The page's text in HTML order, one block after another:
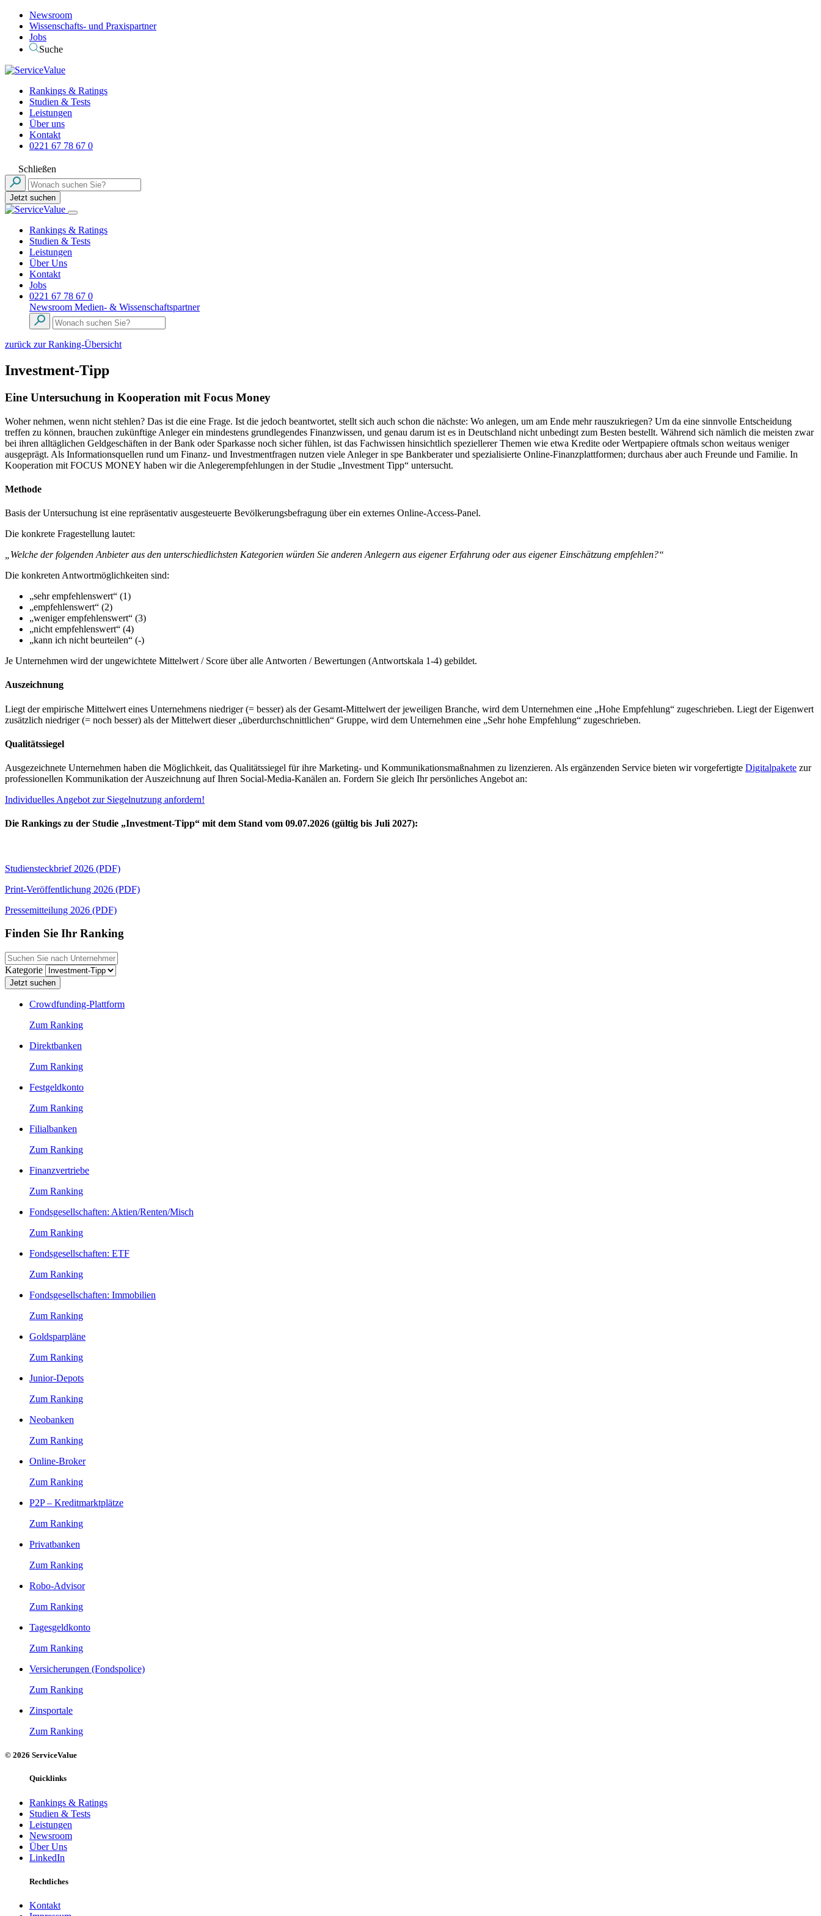
Newsroom
Wissenschafts- und Praxispartner
Jobs
Suche
Rankings & Ratings
Studien & Tests
Leistungen
Über uns
Kontakt
0221 67 78 67 0
Schließen
Jetzt suchen
Rankings & Ratings
Studien & Tests
Leistungen
Über Uns
Kontakt
Jobs
0221 67 78 67 0
Newsroom Medien- & Wissenschaftspartner
zurück zur Ranking-Übersicht
Investment-Tipp
Eine Untersuchung in Kooperation mit Focus Money
Woher nehmen, wenn nicht stehlen? Das ist die eine Frage. Ist die jedoch beantwortet, stellt sich auch schon die nächste: Wo anlegen, um am Ende mehr rauszukriegen? Um da eine sinnvolle Entscheidung
treffen zu können, brauchen zukünftige Anleger ein mindestens grundlegendes Finanzwissen, und genau darum ist es in Deutschland nicht unbedingt zum Besten bestellt. Während sich nämlich die meisten zwar
bei ihren alltäglichen Geldgeschäften in der Bank oder Sparkasse noch sicher fühlen, ist das Fachwissen hinsichtlich speziellerer Themen wie etwa Kredite oder Wertpapiere oftmals schon weitaus weniger
ausgeprägt. Als Informationsquellen rund um Finanz- und Investmentfragen nutzen viele Anleger in spe Bankberater und spezialisierte Online-Finanzplattformen; durchaus aber auch Freunde und Familie. In
Kooperation mit FOCUS MONEY haben wir die Anlegerempfehlungen in der Studie „Investment Tipp“ untersucht.
Methode
Basis der Untersuchung ist eine repräsentativ ausgesteuerte Bevölkerungsbefragung über ein externes Online-Access-Panel.
Die konkrete Fragestellung lautet:
„Welche der folgenden Anbieter aus den unterschiedlichsten Kategorien würden Sie anderen Anlegern aus eigener Erfahrung oder aus eigener Einschätzung empfehlen?“
Die konkreten Antwortmöglichkeiten sind:
„sehr empfehlenswert“ (1)
„empfehlenswert“ (2)
„weniger empfehlenswert“ (3)
„nicht empfehlenswert“ (4)
„kann ich nicht beurteilen“ (-)
Je Unternehmen wird der ungewichtete Mittelwert / Score über alle Antworten / Bewertungen (Antwortskala 1-4) gebildet.
Auszeichnung
Liegt der empirische Mittelwert eines Unternehmens niedriger (= besser) als der Gesamt-Mittelwert der jeweiligen Branche, wird dem Unternehmen eine „Hohe Empfehlung“ zugeschrieben. Liegt der Eigenwert
zusätzlich niedriger (= noch besser) als der Mittelwert dieser „überdurchschnittlichen“ Gruppe, wird dem Unternehmen eine „Sehr hohe Empfehlung“ zugeschrieben.
Qualitätssiegel
Ausgezeichnete Unternehmen haben die Möglichkeit, das Qualitätssiegel für ihre Marketing- und Kommunikationsmaßnahmen zu lizenzieren. Als ergänzenden Service bieten wir vorgefertigte Digitalpakete zur
professionellen Kommunikation der Auszeichnung auf Ihren Social-Media-Kanälen an. Fordern Sie gleich Ihr persönliches Angebot an:
Individuelles Angebot zur Siegelnutzung anfordern!
Die Rankings zu der Studie „Investment-Tipp“ mit dem Stand vom 09.07.2026 (gültig bis Juli 2027):
Studiensteckbrief 2026 (PDF)
Print-Veröffentlichung 2026 (PDF)
Pressemitteilung 2026 (PDF)
Finden Sie Ihr Ranking
Kategorie
Crowdfunding-Plattform
Zum Ranking
Direktbanken
Zum Ranking
Festgeldkonto
Zum Ranking
Filialbanken
Zum Ranking
Finanzvertriebe
Zum Ranking
Fondsgesellschaften: Aktien/Renten/Misch
Zum Ranking
Fondsgesellschaften: ETF
Zum Ranking
Fondsgesellschaften: Immobilien
Zum Ranking
Goldsparpläne
Zum Ranking
Junior-Depots
Zum Ranking
Neobanken
Zum Ranking
Online-Broker
Zum Ranking
P2P – Kreditmarktplätze
Zum Ranking
Privatbanken
Zum Ranking
Robo-Advisor
Zum Ranking
Tagesgeldkonto
Zum Ranking
Versicherungen (Fondspolice)
Zum Ranking
Zinsportale
Zum Ranking
© 2026 ServiceValue
Quicklinks
Rankings & Ratings
Studien & Tests
Leistungen
Newsroom
Über Uns
LinkedIn
Rechtliches
Kontakt